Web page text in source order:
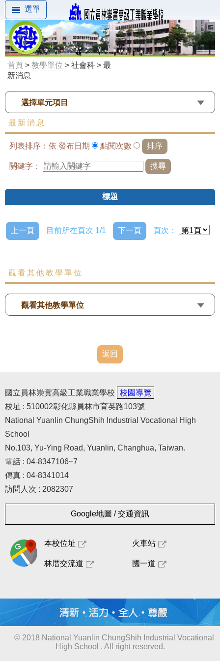
選單
首頁 > 教學單位 > 社會科 > 最
新消息
選擇單元項目
最新消息
列表排序：依 發布日期 點閱次數
關鍵字：
標題
上一頁 目前所在頁次 1/1 下一頁 頁次：
觀看其他教學單位
觀看其他教學單位
返回
國立員林崇實高級工業職業學校
校園導覽
校址 : 510002彰化縣員林市育英路103號
National Yuanlin ChungShih Industrial Vocational High
School
No.103, Yu-Ying Road, Yuanlin, Changhua, Taiwan.
電話 : 04-8347106~7
傳真 : 04-8341014
訪問人次 : 2082307
Google地圖 / 交通資訊
本校位址 火車站
林厝交流道 國一道
© 2018 National Yuanlin ChungShih Industrial Vocational
High School . All right reserved.